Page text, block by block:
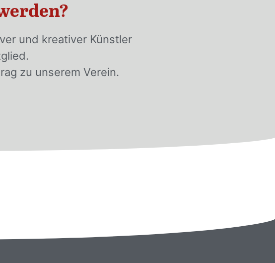
und kreativer Künstler
zu unserem Verein.